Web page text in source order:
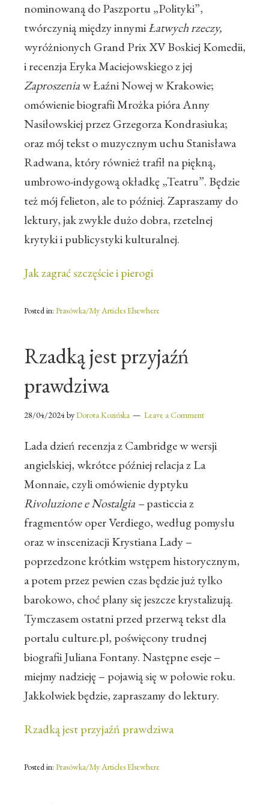
nominowaną do Paszportu „Polityki”,
twórczynią między innymiŁatwych rzeczy,
wyróżnionych Grand Prix XV Boskiej Komedii,
i recenzja Eryka Maciejowskiego z jej
Zaproszeniaw Łaźni Nowej w Krakowie;
omówienie biografii Mrożka pióra Anny
Nasiłowskiej przez Grzegorza Kondrasiuka;
oraz mój tekst o muzycznym uchu Stanisława
Radwana, który również trafił na piękną,
umbrowo-indygową okładkę „Teatru”. Będzie
też mój felieton, ale to później. Zapraszamy do
lektury, jak zwykle dużo dobra, rzetelnej
krytyki i publicystyki kulturalnej.
Jak zagrać szczęście i pierogi
Posted in: Prasówka/My Articles Elsewhere
Rzadką jest przyjaźń
prawdziwa
28/04/2024byDorota Kozińska Leave a Comment
Lada dzień recenzja z Cambridge w wersji
angielskiej, wkrótce później relacja z La
Monnaie, czyli omówienie dyptyku
Rivoluzione e Nostalgia –pasticcia z
fragmentów oper Verdiego, według pomysłu
oraz w inscenizacji Krystiana Lady –
poprzedzone krótkim wstępem historycznym,
a potem przez pewien czas będzie już tylko
barokowo, choć plany się jeszcze krystalizują.
Tymczasem ostatni przed przerwą tekst dla
portalu culture.pl, poświęcony trudnej
biografii Juliana Fontany. Następne eseje –
miejmy nadzieję – pojawią się w połowie roku.
Jakkolwiek będzie, zapraszamy do lektury.
Rzadką jest przyjaźń prawdziwa
Posted in: Prasówka/My Articles Elsewhere